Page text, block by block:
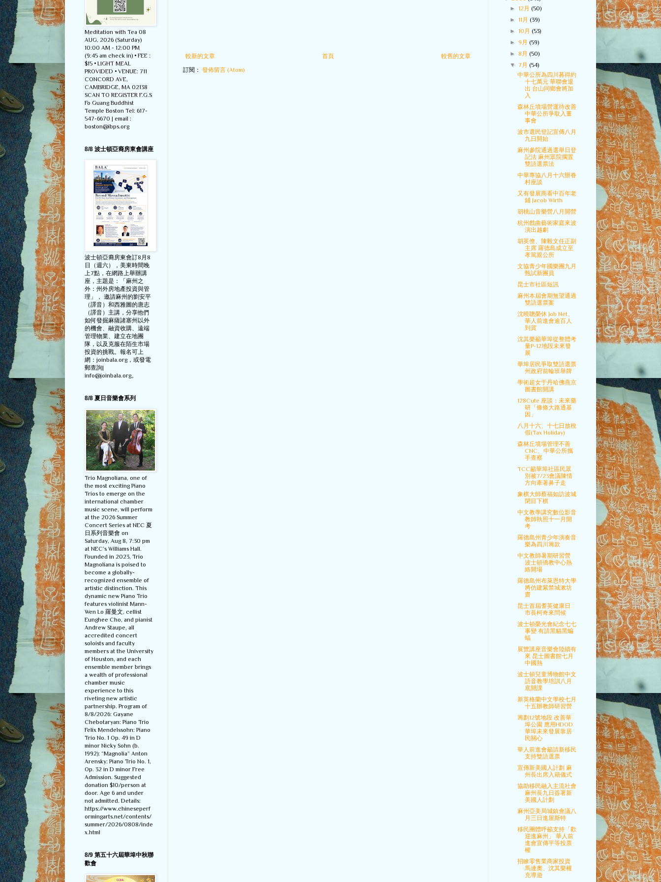
較新的文章 較舊的文章
首頁
訂閱： 發佈留言 (Atom)
Meditation with Tea 08
AUG, 2026 (Saturday)
10:00 AM - 12:00 PM
(9:45 am check in) • FEE :
$15 • LIGHT MEAL
PROVIDED • VENUE: 711
CONCORD AVE,
CAMBRIDGE, MA 02138
SCAN TO REGISTER F.G.S
Fo Guang Buddhist
Temple Boston Tel: 617-
547-6670 | email :
boston@ibps.org
8/8 波士頓亞裔房東會講座
波士頓亞裔房東會訂8月8
日（週六），美東時間晚
上7點，在網路上舉辦講
座，主題是：「麻州之
外：州外房地產投資與管
理」， 邀請麻州的劉安平
（譯音）和西雅圖的唐志
（譯音）主講，分享他們
如何發掘麻薩諸塞州以外
的機會、融資收購、遠端
管理物業、建立在地團
隊，以及克服在陌生市場
投資的挑戰。報名可上
網：joinbala.org，或發電
郵查詢|
info@joinbala.org。
8/8 夏日音樂會系列
Trio Magnoliana, one of
the most exciting Piano
Trios to emerge on the
international chamber
music scene, will perform
at the 2026 Summer
Concert Series at NEC 夏
日系列音樂會 on
Saturday, Aug 8, 7:30 pm
at NEC’s Williams Hall.
Founded in 2023, Trio
Magnoliana is poised to
become a globally-
recognized ensemble of
artistic distinction. This
dynamic new Piano Trio
features violinist Mann-
Wen Lo 羅曼文, cellist
Eunghee Cho, and pianist
Andrew Staupe, all
accredited concert
soloists and faculty
members at the University
of Houston, and each
ensemble member brings
a wealth of professional
chamber music
experience to this
riveting new artistic
partnership. Program of
8/8/2026: Gayane
Chebotaryan: Piano Trio
Felix Mendelssohn: Piano
Trio No. 1 Op. 49 in D
minor Nicky Sohn (b.
1992): “Magnolia” Anton
Arensky: Piano Trio No. 1,
Op. 32 in D minor Free
Admission. Suggested
donation $10/person at
door. Age 6 and under
not admitted. Details:
https://www.chineseperf
ormingarts.net/contents/
summer/2026/0808/inde
x.html
8/9 第五十六屆華埠中秋聯
歡會
►12月(50)
►11月(39)
►10月(53)
►9月(59)
► 8月(50)
▼ 7月(54)
中華公所為四川募得約
十七萬元 華聯會退
出 台山同鄉會將加
入
森林丘墳場營運待改善
中華公所爭取入董
事會
波市選民登記宣傳八月
九日開始
麻州參院通過選舉日登
記法 麻州眾院擱置
雙語選票法
中華專協八月十六辦眷
村座談
又有發展商看中百年老
鋪 Jacob Wirth
胡桃山音樂營八月開營
杭州戲曲藝術家庭來波
演出越劇
胡英僚、陳毅文任正副
主席 羅德島成立至
孝篤親公所
文協青少年國樂團九月
甄試新團員
昆士市社區短訊
麻州本屆會期無望通過
雙語選票案
沈曉聰榮休 Job Net、
華人前進會逾百人
到賀
沈其樂籲華埠從整體考
量P-12地段未來發
展
華埠居民爭取雙語選票
州政府前輪班舉牌
學術超女于丹哈佛燕京
圖書館開講
128Cute 座談：未來藥
研「條條大路通基
因」
八月十六、十七日放稅
假(Tax Holiday)
森林丘墳場管理不善
CNC、中華公所攜
手查察
TCC籲華埠社區民眾
別被7/23會議陳情
方向牽著鼻子走
象棋大師蔡福如訪波城
閉目下棋
中文教學講究數位影音
教師執照十一月開
考
羅德島州青少年演奏音
樂為四川籌款
中文教師暑期研習營
波士頓僑教中心熱
絡開場
羅德島州布萊恩特大學
將仿建紫禁城漱坊
齋
昆士首屆耆英健康日
市長柯奇來問候
波士頓榮光會紀念七七
事變 有請黑貓黑蝙
蝠
展覽講座音樂會陸續有
來 昆士圖書館七月
中國熱
波士頓兒童博物館中文
語音教學培訓八月
底開課
新英格蘭中文學校七月
十五辦教師研習營
籌劃12號地段 改善華
埠公園 應用HDOD
華埠未來發展靠居
民關心
華人前進會籲請新移民
支持雙語選票
宣傳新美國人計劃 麻
州長出席入籍儀式
協助移民融入主流社會
麻州長九日簽署新
美國人計劃
麻州亞美局城鎮會議八
月三日進屋斯特
移民團體呼籲支持「歡
迎進麻州」 華人前
進會宣傳平等投票
權
招睞零售業商家投資
馬連奧、沈其樂權
充導遊